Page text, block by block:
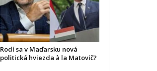
Rodí sa v Maďarsku nová
politická hviezda à la Matovič?